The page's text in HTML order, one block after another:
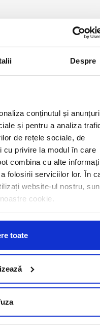
Despre
conținutul și
și pentru a analiza
de rețele sociale, de
cu privire la modul în care
combina cu alte
folosirii serviciilor lor. În
website-ul nostru,
cookie.
toate
catre Bilbao:
VECHI
MARE
VALCEA